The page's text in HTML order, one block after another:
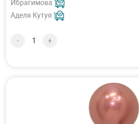
Ибрагимова
Аделя Кутуя
- +